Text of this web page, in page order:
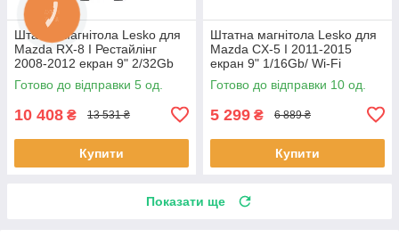
Штатна магнітола Lesko для
Mazda RX-8 I Рестайлінг
2008-2012 екран 9" 2/32Gb
4G Wi-Fi GPS Top 5 шт.
Готово до відправки 5 од.
10 408 ₴ 13 531 ₴
Купити
Штатна магнітола Lesko для
Mazda CX-5 I 2011-2015
екран 9" 1/16Gb/ Wi-Fi
Optima GPS Android Мазда
10 шт.
Готово до відправки 10 од.
5 299 ₴ 6 889 ₴
Купити
Показати ще